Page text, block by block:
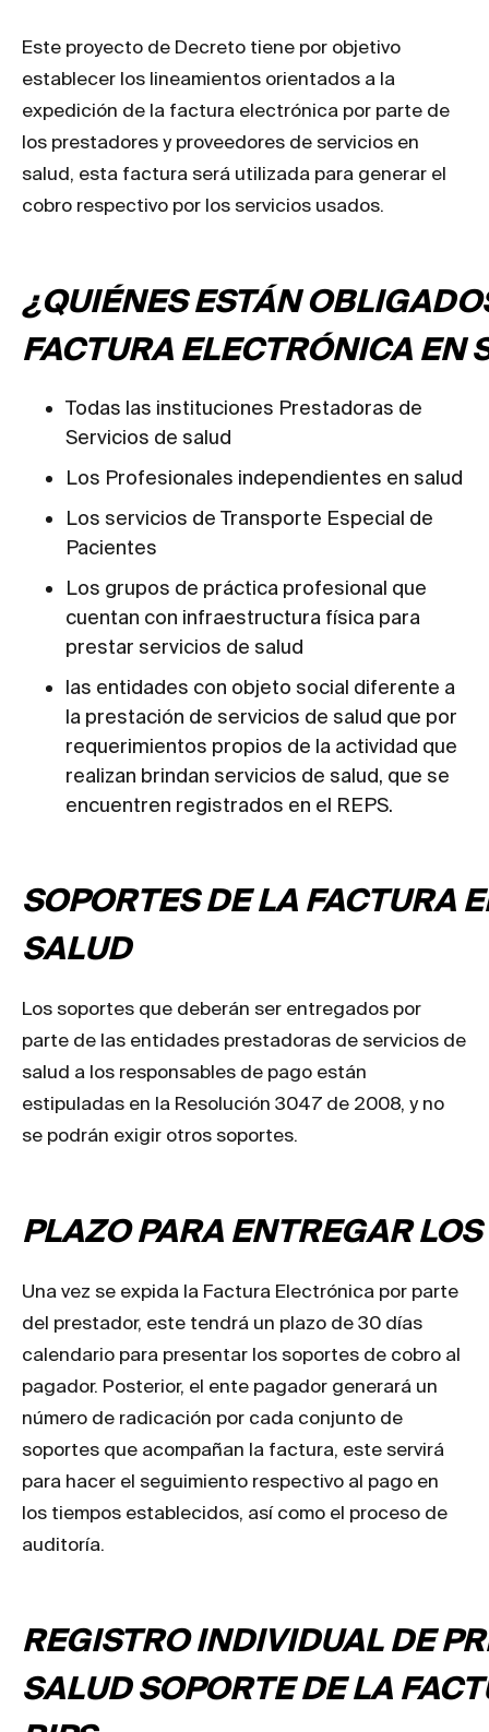
Este proyecto de Decreto tiene por objetivo
establecer los lineamientos orientados a la
expedición de la factura electrónica por parte de
los prestadores y proveedores de servicios en
salud, esta factura será utilizada para generar el
cobro respectivo por los servicios usados.
¿QUIÉNES ESTÁN
FACTURA ELECTRÓNICA EN
Todas las instituciones Prestadoras de
Servicios de salud
Los Profesionales independientes en salud
Los servicios de Transporte Especial de
Pacientes
Los grupos de práctica profesional que
cuentan con infraestructura física para
prestar servicios de salud
las entidades con objeto social diferente a
la prestación de servicios de salud que por
requerimientos propios de la actividad que
realizan brindan servicios de salud, que se
encuentren registrados en el REPS.
SOPORTES DE LA FACTURA
SALUD
Los soportes que deberán ser entregados por
parte de las entidades prestadoras de servicios de
salud a los responsables de pago están
estipuladas en la Resolución 3047 de 2008, y no
se podrán exigir otros soportes.
PLAZO PARA ENTREGAR
Una vez se expida la Factura Electrónica por parte
del prestador, este tendrá un plazo de 30 días
calendario para presentar los soportes de cobro al
pagador. Posterior, el ente pagador generará un
número de radicación por cada conjunto de
soportes que acompañan la factura, este servirá
para hacer el seguimiento respectivo al pago en
los tiempos establecidos, así como el proceso de
auditoría.
REGISTRO INDIVIDUAL DE
SALUD SOPORTE DE LA